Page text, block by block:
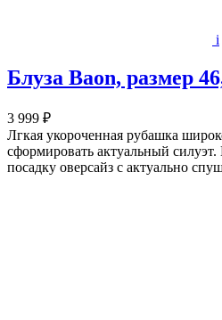
i
Блуза Baon, размер
3 999 ₽
Лгкая укороченная рубашка
сформировать актуальный
посадку оверсайз с актуально